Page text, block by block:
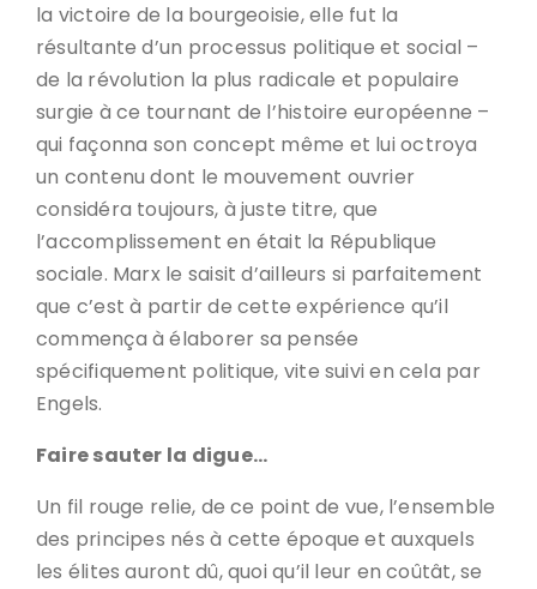
la victoire de la bourgeoisie, elle fut la
résultante d’un processus politique et social –
de la révolution la plus radicale et populaire
surgie à ce tournant de l’histoire européenne –
qui façonna son concept même et lui octroya
un contenu dont le mouvement ouvrier
considéra toujours, à juste titre, que
l’accomplissement en était la République
sociale. Marx le saisit d’ailleurs si parfaitement
que c’est à partir de cette expérience qu’il
commença à élaborer sa pensée
spécifiquement politique, vite suivi en cela par
Engels.
Faire sauter la digue…
Un fil rouge relie, de ce point de vue, l’ensemble
des principes nés à cette époque et auxquels
les élites auront dû, quoi qu’il leur en coûtât, se